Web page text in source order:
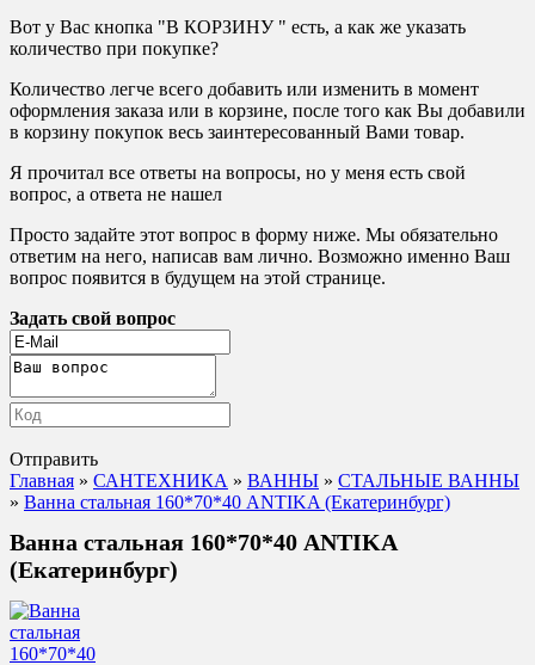
Вот у Вас кнопка "В КОРЗИНУ " есть, а как же указать
количество при покупке?
Количество легче всего добавить или изменить в момент
оформления заказа или в корзине, после того как Вы добавили
в корзину покупок весь заинтересованный Вами товар.
Я прочитал все ответы на вопросы, но у меня есть свой
вопрос, а ответа не нашел
Просто задайте этот вопрос в форму ниже. Мы обязательно
ответим на него, написав вам лично. Возможно именно Ваш
вопрос появится в будущем на этой странице.
Задать свой вопрос
Отправить
Главная » САНТЕХНИКА » ВАННЫ » СТАЛЬНЫЕ ВАННЫ
» Ванна стальная 160*70*40 ANTIKA (Екатеринбург)
Ванна стальная 160*70*40 ANTIKA
(Екатеринбург)